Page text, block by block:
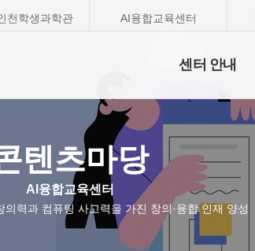
천학생과학관 AI융합교육센터
센터 안내
텐츠마당
AI융합교육센터
의력과 컴퓨팅 사고력을 가진 창의·융합 인재 양성